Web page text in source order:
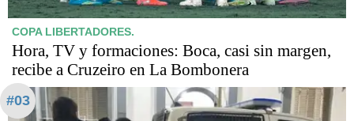
COPA LIBERTADORES.
Hora, TV y formaciones: Boca, casi sin margen,
recibe a Cruzeiro en La Bombonera
#03